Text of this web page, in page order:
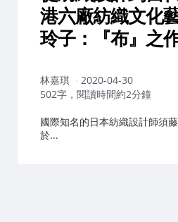
港六廠紡織文化
玲子：『布』之
作
者：
林嘉琪
2020-04-30
502字，閱讀時間約2分鐘
國際知名的日本紡織設計師須
於...